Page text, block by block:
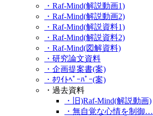
・Raf-Mind(解説動画1)
・Raf-Mind(解説動画2)
・Raf-Mind(解説資料1)
・Raf-Mind(解説資料2)
・Raf-Mind(図解資料)
・研究論文資料
・企画提案書(案)
・ﾎﾜｲﾄﾍﾟｰﾊﾟｰ(案)
・過去資料
・旧)Raf-Mind(解説動画)
・無自覚な心情を制御…